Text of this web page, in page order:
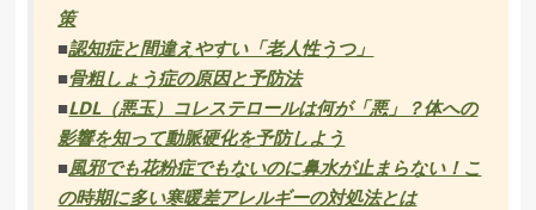
策
■認知症と間違えやすい「老人性うつ」
■骨粗しょう症の原因と予防法
■LDL（悪玉）コレステロールは何が「悪」？体への
影響を知って動脈硬化を予防しよう
■風邪でも花粉症でもないのに鼻水が止まらない！こ
の時期に多い寒暖差アレルギーの対処法とは